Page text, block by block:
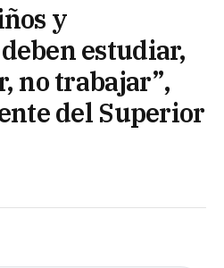
y
estudiar,
no trabajar”,
del Superior